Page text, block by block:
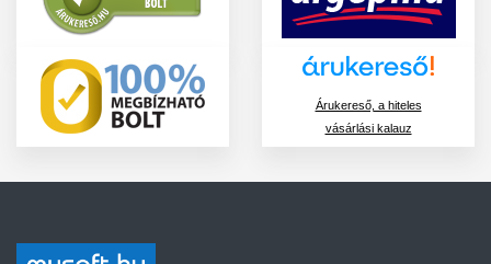
Árukereső, a hiteles
vásárlási kalauz